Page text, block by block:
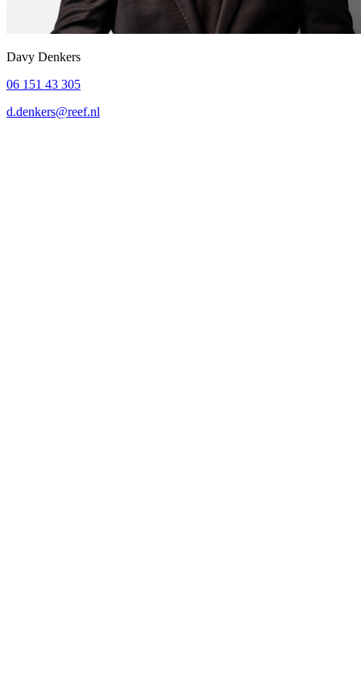
Davy Denkers
06 151 43 305
d.denkers@reef.nl